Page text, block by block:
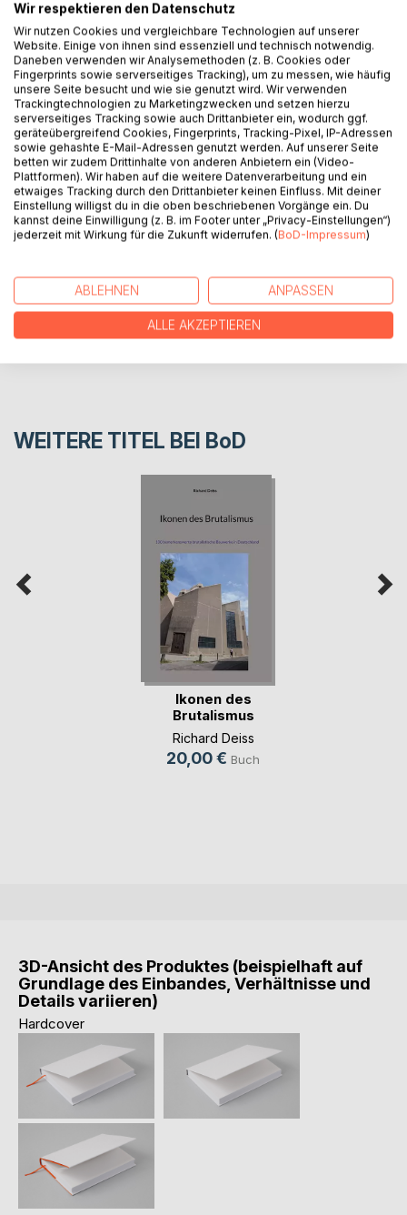
Die Geschichte der Tanzgruppe Bellytrig ist ein modernes
Märchen mitten in Kassel: Es war einmal eine Tänzerin
Amayena, plus eine weitere, Shalizar, plus eine dritte,
Tagiemana, plus eine vierte, Delia - und das ergibt? Nein,
nicht vier!
Sondern eins plus zwei plus drei plus vier oder besser eins
mal zwei mal drei mal vier, mindestens!, von der Kreativität
her gesehen. Wie das passierte, ist in der Tat ein bisschen
mystisch. Und das bleibt es bis heute.
AUTOR/IN
WEITERE TITEL BEI BoD
Ikonen des
Brutalismus
Richard Deiss
20,00 € Buch
3D-Ansicht des Produktes (beispielhaft auf
Grundlage des Einbandes, Verhältnisse und
Details variieren)
Hardcover
Wir respektieren den Datenschutz
Wir nutzen Cookies und vergleichbare Technologien auf unserer
Website. Einige von ihnen sind essenziell und technisch notwendig.
Daneben verwenden wir Analysemethoden (z. B. Cookies oder
Fingerprints sowie serverseitiges Tracking), um zu messen, wie häufig
unsere Seite besucht und wie sie genutzt wird. Wir verwenden
Trackingtechnologien zu Marketingzwecken und setzen hierzu
serverseitiges Tracking sowie auch Drittanbieter ein, wodurch ggf.
geräteübergreifend Cookies, Fingerprints, Tracking-Pixel, IP-Adressen
sowie gehashte E-Mail-Adressen genutzt werden. Auf unserer Seite
betten wir zudem Drittinhalte von anderen Anbietern ein (Video-
Plattformen). Wir haben auf die weitere Datenverarbeitung und ein
etwaiges Tracking durch den Drittanbieter keinen Einfluss. Mit deiner
Einstellung willigst du in die oben beschriebenen Vorgänge ein. Du
kannst deine Einwilligung (z. B. im Footer unter „Privacy-Einstellungen“)
jederzeit mit Wirkung für die Zukunft widerrufen. (BoD-Impressum)
ABLEHNEN ANPASSEN
ALLE AKZEPTIEREN